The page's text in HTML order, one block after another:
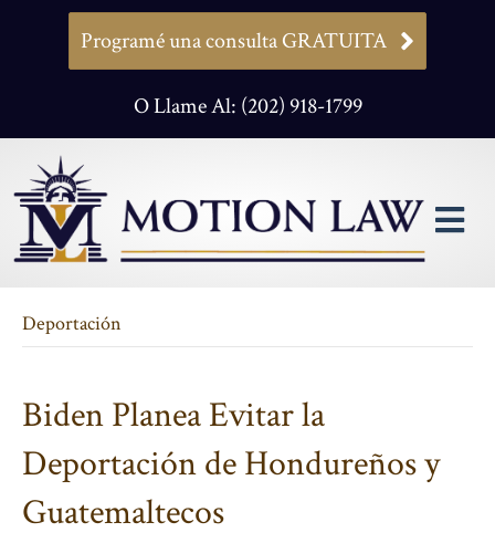
Programé una consulta GRATUITA
O Llame Al: (202) 918-1799
Deportación
Biden Planea Evitar la
Deportación de Hondureños y
Guatemaltecos